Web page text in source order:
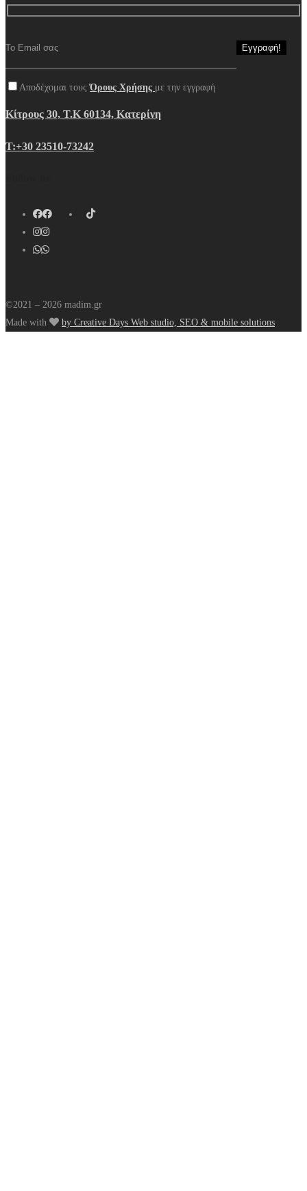
Αποδέχομαι τουςΌρους Χρήσης με την εγγραφή
Κίτρους 30, Τ.Κ 60134, Κατερίνη
Τ:+30 23510-73242
©2021 – 2026 madim.gr
Made with
by Creative Days Web studio, SEO & mobile solutions